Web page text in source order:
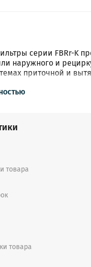
cерии FBRr-K
наружного и
приточной и
и паров.
воздуха от –40 до
из оцинкованной
вставки FRKr -
стали и
в любом
товара
товара